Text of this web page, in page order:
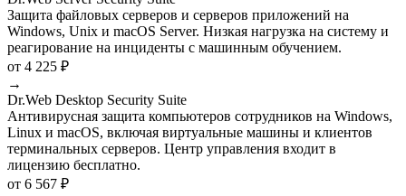
Защита файловых серверов и серверов приложений на
Windows, Unix и macOS Server. Низкая нагрузка на систему и
реагирование на инциденты с машинным обучением.
от 4 225 ₽
→
Dr.Web Desktop Security Suite
Антивирусная защита компьютеров сотрудников на Windows,
Linux и macOS, включая виртуальные машины и клиентов
терминальных серверов. Центр управления входит в
лицензию бесплатно.
от 6 567 ₽